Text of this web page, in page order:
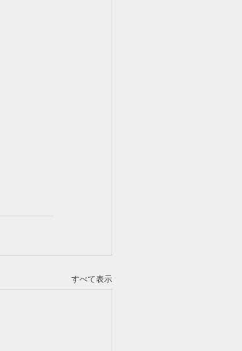
すべて表示